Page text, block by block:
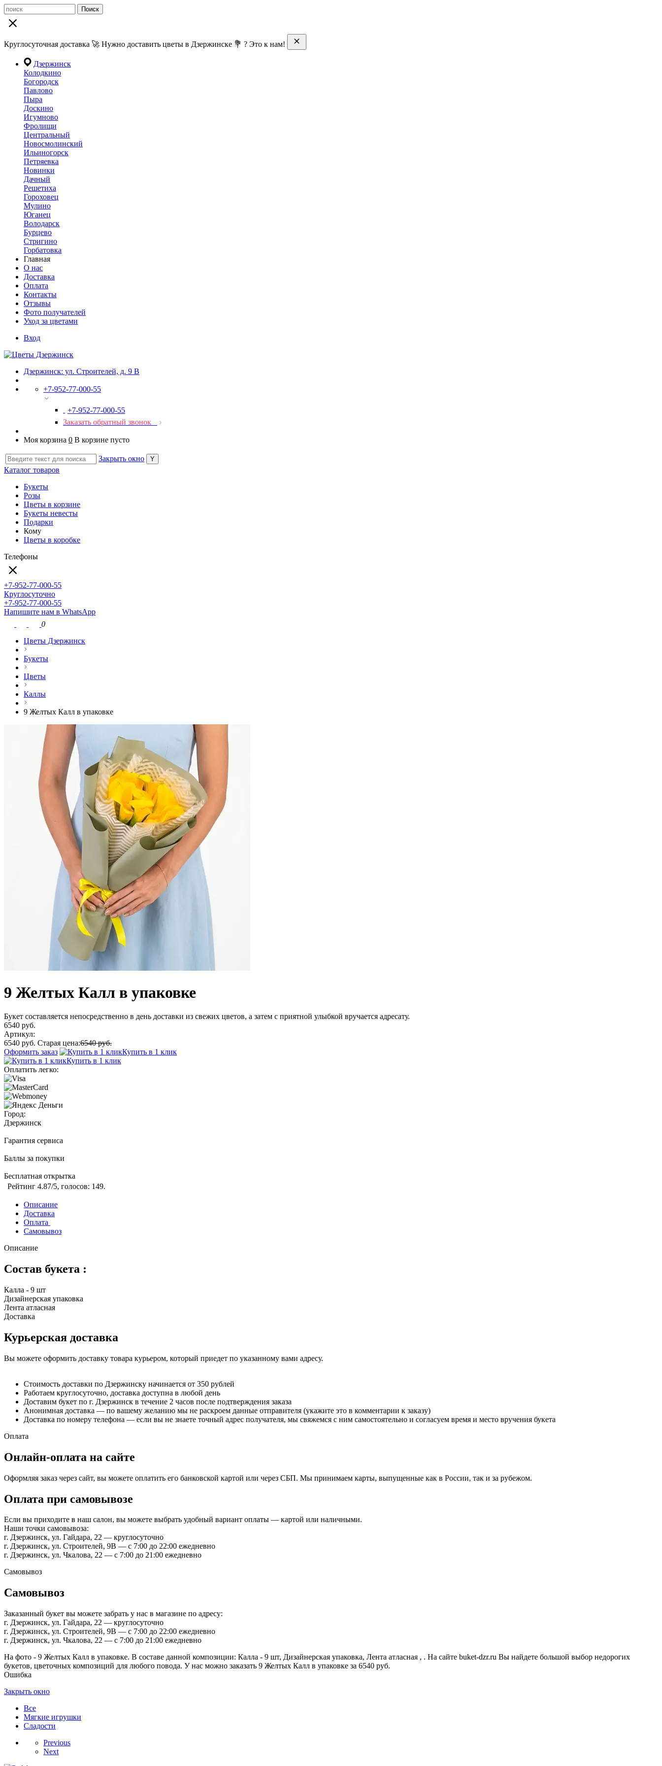
Поиск
Круглосуточная доставка 🚀 Нужно доставить цветы в Дзержинске 💐 ? Это к нам!
Дзержинск
Колодкино
Богородск
Павлово
Пыра
Доскино
Игумново
Фролищи
Центральный
Новосмолинский
Ильиногорск
Петряевка
Новинки
Дачный
Решетиха
Гороховец
Мулино
Юганец
Володарск
Бурцево
Стригино
Горбатовка
Главная
О нас
Доставка
Оплата
Контакты
Отзывы
Фото получателей
Уход за цветами
Вход
Дзержинск: ул. Строителей, д. 9 В
+7-952-77-000-55
+7-952-77-000-55
Заказать обратный звонок
Моя корзина 0 В корзине пусто
Закрыть окно
Каталог товаров
Букеты
Розы
Цветы в корзине
Букеты невесты
Подарки
Кому
Цветы в коробке
Телефоны
+7-952-77-000-55
Круглосуточно
+7-952-77-000-55
Напишите нам в WhatsApp
0
Цветы Дзержинск
Букеты
Цветы
Каллы
9 Желтых Калл в упаковке
9 Желтых Калл в упаковке
Букет составляется непосредственно в день доставки из свежих цветов, а затем с приятной улыбкой вручается адресату.
6540 руб.
Артикул:
6540 руб. Старая цена:6540 руб.
Оформить заказ
Купить в 1 клик
Купить в 1 клик
Оплатить легко:
Город:
Дзержинск
Гарантия сервиса
Баллы за покупки
Бесплатная открытка
Рейтинг 4.87/5, голосов: 149.
Описание
Доставка
Оплата
Самовывоз
Описание
Состав букета :
Калла - 9 шт
Дизайнерская упаковка
Лента атласная
Доставка
Курьерская доставка
Вы можете оформить доставку товара курьером, который приедет по указанному вами адресу.
Стоимость доставки по Дзержинску начинается от 350 рублей
Работаем круглосуточно, доставка доступна в любой день
Доставим букет по г. Дзержинск в течение 2 часов после подтверждения заказа
Анонимная доставка — по вашему желанию мы не раскроем данные отправителя (укажите это в комментарии к заказу)
Доставка по номеру телефона — если вы не знаете точный адрес получателя, мы свяжемся с ним самостоятельно и согласуем время и место вручения букета
Оплата
Онлайн-оплата на сайте
Оформляя заказ через сайт, вы можете оплатить его банковской картой или через СБП. Мы принимаем карты, выпущенные как в России, так и за рубежом.
Оплата при самовывозе
Если вы приходите в наш салон, вы можете выбрать удобный вариант оплаты — картой или наличными.
Наши точки самовывоза:
г. Дзержинск, ул. Гайдара, 22 — круглосуточно
г. Дзержинск, ул. Строителей, 9В — с 7:00 до 22:00 ежедневно
г. Дзержинск, ул. Чкалова, 22 — с 7:00 до 21:00 ежедневно
Самовывоз
Самовывоз
Заказанный букет вы можете забрать у нас в магазине по адресу:
г. Дзержинск, ул. Гайдара, 22 — круглосуточно
г. Дзержинск, ул. Строителей, 9В — с 7:00 до 22:00 ежедневно
г. Дзержинск, ул. Чкалова, 22 — с 7:00 до 21:00 ежедневно
На фото - 9 Желтых Калл в упаковке. В составе данной композиции: Калла - 9 шт, Дизайнерская упаковка, Лента атласная , . На сайте buket-dzr.ru Вы найдете большой выбор недорогих
букетов, цветочных композиций для любого повода. У нас можно заказать 9 Желтых Калл в упаковке за 6540 руб.
Ошибка
Закрыть окно
Все
Мягкие игрушки
Сладости
Previous
Next